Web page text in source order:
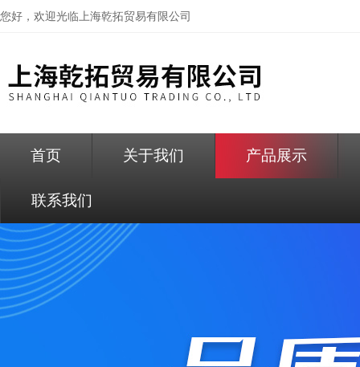
您好，欢迎光临上海乾拓贸易有限公司
首页 关于我们 产品展示
联系我们